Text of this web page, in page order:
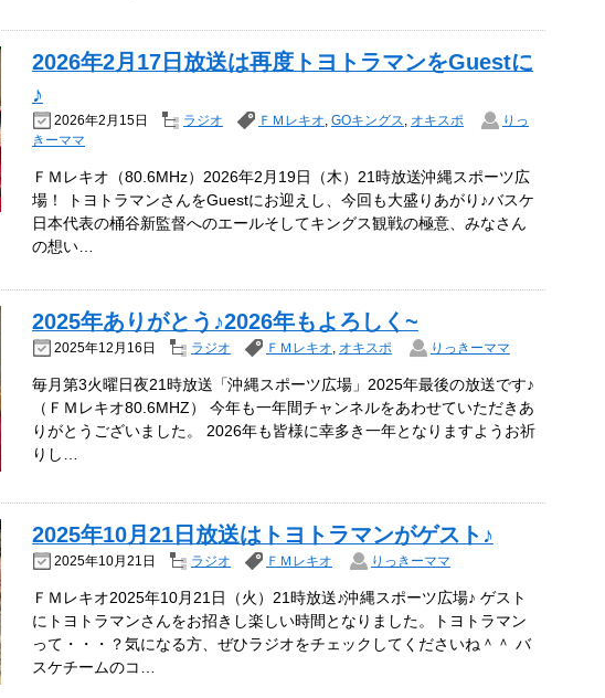
2026年2月17日放送は再度トヨトラマンをGuestに
♪
2026年2月15日 ラジオ ＦＭレキオ, GOキングス, オキスポ
りっ
きーママ
ＦＭレキオ（80.6MHz）2026年2月19日（木）21時放送沖縄スポーツ広
場！ トヨトラマンさんをGuestにお迎えし、今回も大盛りあがり♪バスケ
日本代表の桶谷新監督へのエールそしてキングス観戦の極意、みなさん
の想い…
2025年ありがとう♪2026年もよろしく~
2025年12月16日 ラジオ ＦＭレキオ, オキスポ りっきーママ
毎月第3火曜日夜21時放送「沖縄スポーツ広場」2025年最後の放送です♪
（ＦＭレキオ80.6MHZ） 今年も一年間チャンネルをあわせていただきあ
りがとうございました。 2026年も皆様に幸多き一年となりますようお祈
りし…
2025年10月21日放送はトヨトラマンがゲスト♪
2025年10月21日 ラジオ ＦＭレキオ りっきーママ
ＦＭレキオ2025年10月21日（火）21時放送♪沖縄スポーツ広場♪ ゲスト
にトヨトラマンさんをお招きし楽しい時間となりました。トヨトラマン
って・・・？気になる方、ぜひラジオをチェックしてくださいね＾＾ バ
スケチームのコ…